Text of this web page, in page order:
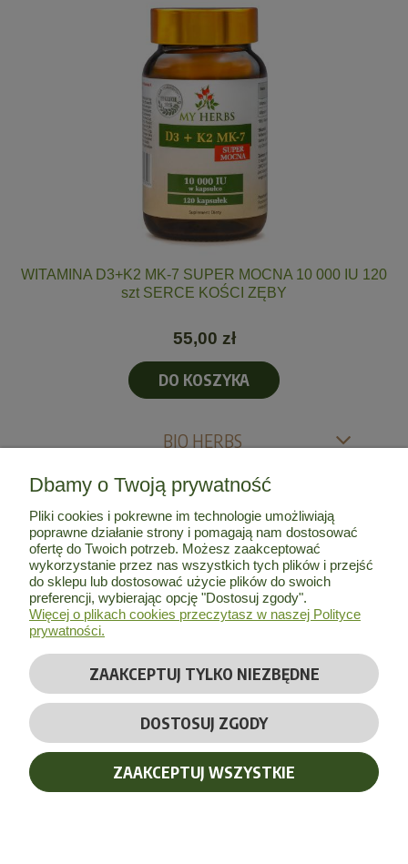
WITAMINA D3+K2 MK-7 SUPER MOCNA 10 000 IU 120
szt SERCE KOŚCI ZĘBY
55,00 zł
DO KOSZYKA
BIO HERBS
MOJE KONTO
INFORMACJE
O NAS
© Copyright 2026 byBio Herbs| Wszelkie prawa zastrzeżone
Realizacja:
POKAŻ PEŁNĄ WERSJĘ STRONY
Dbamy o Twoją prywatność
Pliki cookies i pokrewne im technologie umożliwiają
poprawne działanie strony i pomagają nam dostosować
ofertę do Twoich potrzeb. Możesz zaakceptować
wykorzystanie przez nas wszystkich tych plików i przejść
do sklepu lub dostosować użycie plików do swoich
preferencji, wybierając opcję "Dostosuj zgody".
Więcej o plikach cookies przeczytasz w naszej Polityce
prywatności.
ZAAKCEPTUJ TYLKO NIEZBĘDNE
DOSTOSUJ ZGODY
ZAAKCEPTUJ WSZYSTKIE